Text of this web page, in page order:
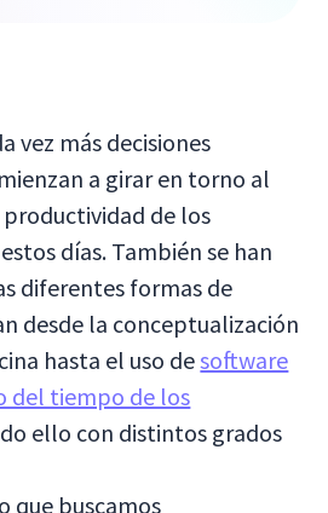
vez más decisiones
a girar en torno al
de los
días. También se han
diferentes formas de
desde la conceptualización
hasta el uso desoftware
del tiempo de los
ello con distintos grados
que buscamos